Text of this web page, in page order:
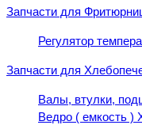
Запчасти для
Регулятор
Запчасти для
Валы, втулки,
Ведро ( емкость )